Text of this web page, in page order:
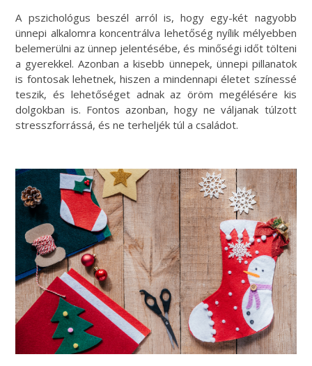
A pszichológus beszél arról is, hogy egy-két nagyobb
ünnepi alkalomra koncentrálva lehetőség nyílik mélyebben
belemerülni az ünnep jelentésébe, és minőségi időt tölteni
a gyerekkel. Azonban a kisebb ünnepek, ünnepi pillanatok
is fontosak lehetnek, hiszen a mindennapi életet színessé
teszik, és lehetőséget adnak az öröm megélésére kis
dolgokban is. Fontos azonban, hogy ne váljanak túlzott
stresszforrássá, és ne terheljék túl a családot.